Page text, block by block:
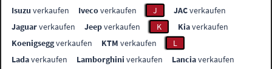
Isuzu verkaufen Ivecoverkaufen J JACverkaufen
Jaguarverkaufen Jeepverkaufen K Kiaverkaufen
Koenigseggverkaufen KTM verkaufen
L
Ladaverkaufen Lamborghini verkaufen Lanciaverkaufen